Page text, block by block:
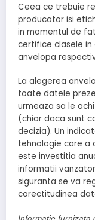
Ceea ce trebuie
producator isi
in momentul de
certifice clasele
anvelopa
La alegerea
toate datele
urmeaza sa le
(chiar daca sunt
decizia). Un
tehnologie care a
este investitia
informatii
siguranta se va
corectitudinea